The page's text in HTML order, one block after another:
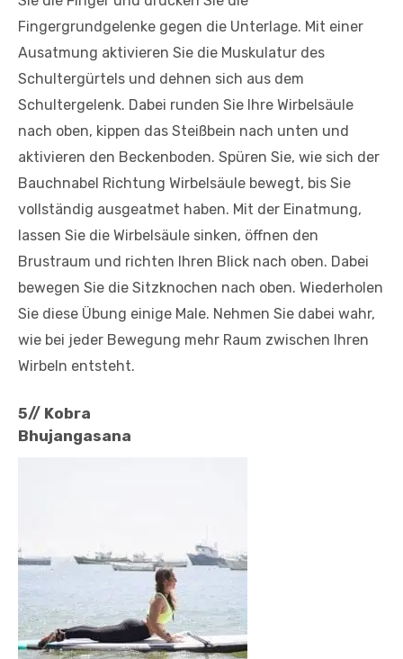
Fingergrundgelenke gegen die Unterlage. Mit einer
Ausatmung aktivieren Sie die Muskulatur des
Schultergürtels und dehnen sich aus dem
Schultergelenk. Dabei runden Sie Ihre Wirbelsäule
nach oben, kippen das Steißbein nach unten und
aktivieren den Beckenboden. Spüren Sie, wie sich der
Bauchnabel Richtung Wirbelsäule bewegt, bis Sie
vollständig ausgeatmet haben. Mit der Einatmung,
lassen Sie die Wirbelsäule sinken, öffnen den
Brustraum und richten Ihren Blick nach oben. Dabei
bewegen Sie die Sitzknochen nach oben. Wiederholen
Sie diese Übung einige Male. Nehmen Sie dabei wahr,
wie bei jeder Bewegung mehr Raum zwischen Ihren
Wirbeln entsteht.
5// Kobra
Bhujangasana